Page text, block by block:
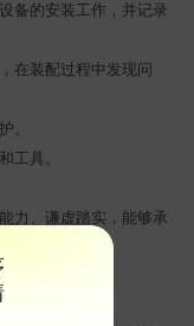
备的安装工作，并记录
在装配过程中发现问
。
工具。
力、谦虚踏实，能够承